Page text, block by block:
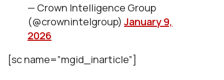
— Crown Intelligence Group
(@crownintelgroup) January 9,
2026
[sc name=”mgid_inarticle”]